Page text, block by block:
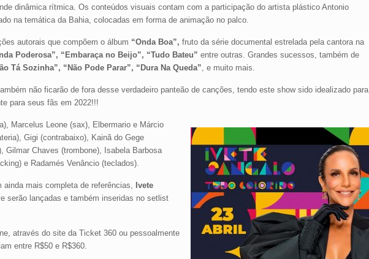
dinâmica rítmica. Os conteúdos visuais contam com a participação do artista plástico Antonio
na temática da Bahia, colocadas em forma de animação no palco.
autorais que compõem o álbum “Onda Boa”, fruto da série documental estrelada pela cantora na
Poderosa”, “Embaraça no Beijo”, “Tudo Bateu” entre outras. Grandes sucessos, também de
Tá Sozinha”, “Não Pode Parar”, “Dura Na Queda”, e muito mais.
não ficarão de fora desse verdadeiro panteão de canções, tendo este show sido idealizado para
para seus fãs em 2022!!!
Marcelus Leone (sax), Elbermario e Márcio
Gigi (contrabaixo), Kainã do Gege
Gilmar Chaves (trombone), Isabela Barbosa
e Radamés Venâncio (teclados).
ainda mais completa de referências, Ivete
serão lançadas e também inseridas no setlist
através do site da Ticket 360 ou pessoalmente
entre R$50 e R$360.